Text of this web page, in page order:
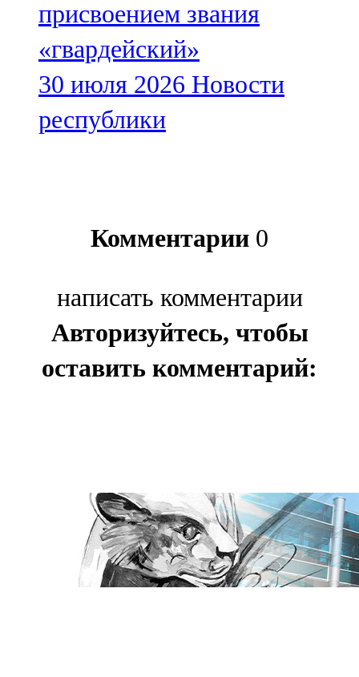
присвоением звания
«гвардейский»
30 июля 2026 Новости
республики
Комментарии 0
написать комментарии
Авторизуйтесь, чтобы
оставить комментарий: